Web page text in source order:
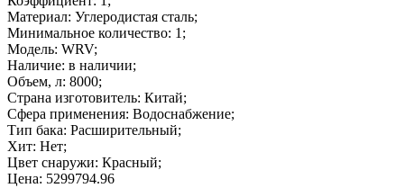
Материал: Углеродистая сталь;
Минимальное количество: 1;
Модель: WRV;
Наличие: в наличии;
Объем, л: 8000;
Страна изготовитель: Китай;
Сфера применения: Водоснабжение;
Тип бака: Расширительный;
Хит: Нет;
Цвет снаружи: Красный;
Цена: 5299794.96